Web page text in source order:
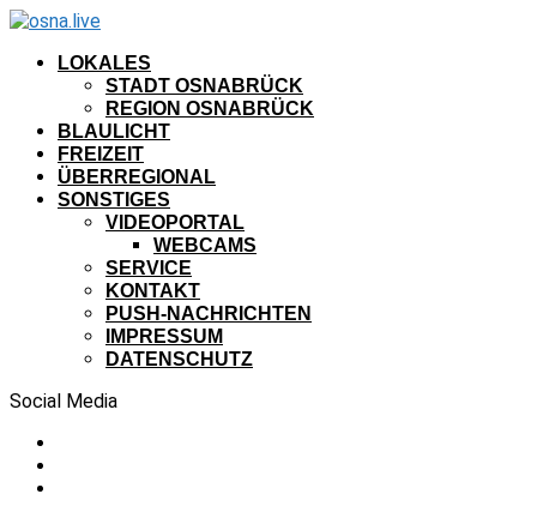
LOKALES
STADT OSNABRÜCK
REGION OSNABRÜCK
BLAULICHT
FREIZEIT
ÜBERREGIONAL
SONSTIGES
VIDEOPORTAL
WEBCAMS
SERVICE
KONTAKT
PUSH-NACHRICHTEN
IMPRESSUM
DATENSCHUTZ
Social Media